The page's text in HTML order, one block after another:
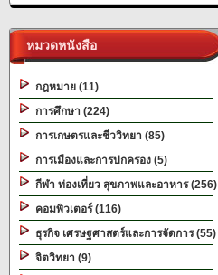
หมวดหนังสือ
กฎหมาย (11)
การศึกษา (224)
การเกษตรและชีววิทยา (85)
การเมืองและการปกครอง (5)
กีฬา ท่องเที่ยว สุขภาพและอาหาร (256)
คอมพิวเตอร์ (116)
ธุรกิจ เศรษฐศาสตร์และการจัดการ (55)
จิตวิทยา (9)